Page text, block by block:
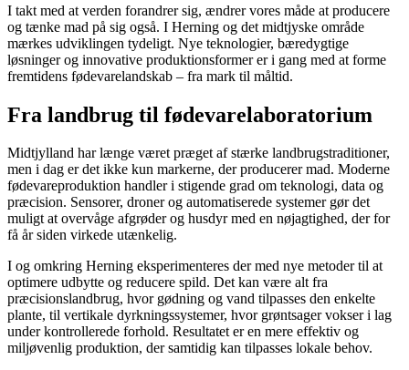
I takt med at verden forandrer sig, ændrer vores måde at producere
og tænke mad på sig også. I Herning og det midtjyske område
mærkes udviklingen tydeligt. Nye teknologier, bæredygtige
løsninger og innovative produktionsformer er i gang med at forme
fremtidens fødevarelandskab – fra mark til måltid.
Fra landbrug til fødevarelaboratorium
Midtjylland har længe været præget af stærke landbrugstraditioner,
men i dag er det ikke kun markerne, der producerer mad. Moderne
fødevareproduktion handler i stigende grad om teknologi, data og
præcision. Sensorer, droner og automatiserede systemer gør det
muligt at overvåge afgrøder og husdyr med en nøjagtighed, der for
få år siden virkede utænkelig.
I og omkring Herning eksperimenteres der med nye metoder til at
optimere udbytte og reducere spild. Det kan være alt fra
præcisionslandbrug, hvor gødning og vand tilpasses den enkelte
plante, til vertikale dyrkningssystemer, hvor grøntsager vokser i lag
under kontrollerede forhold. Resultatet er en mere effektiv og
miljøvenlig produktion, der samtidig kan tilpasses lokale behov.